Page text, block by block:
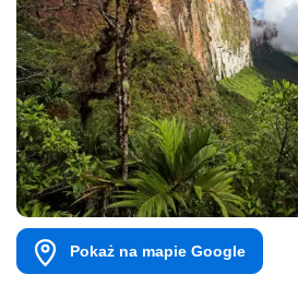
Pokaż na mapie Google